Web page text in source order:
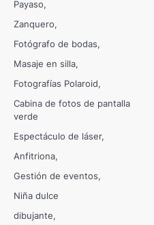
Payaso
Zanquero
Fotógrafo de bodas
Masaje en silla
Fotografías Polaroid
Cabina de fotos de pantalla
verde
Espectáculo de láser
Anfitriona
Gestión de eventos
Niña dulce
dibujante